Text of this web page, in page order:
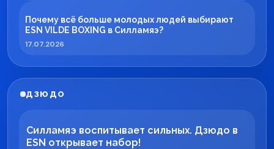
Почему всё больше молодых людей выбирают
ESN VILDE BOXING в Силламяэ?
17.07.2026
ДЗЮДО
Силламяэ воспитывает сильных. Дзюдо в
ESN открывает набор!